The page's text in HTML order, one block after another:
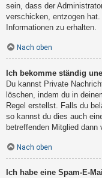
sein, dass der
verschicken, entzogen
Informationen zu erhalten.
Nach oben
Ich bekomme ständig
Du kannst Private
löschen, indem du in
Regel erstellst. Falls du
so kannst du dies auch
betreffenden Mitglied dann
Nach oben
Ich habe eine Spam-E-